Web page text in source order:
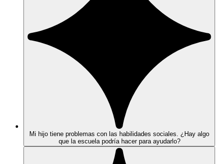
Mi hijo tiene problemas con las habilidades sociales. ¿Hay algo
que la escuela podría hacer para ayudarlo?